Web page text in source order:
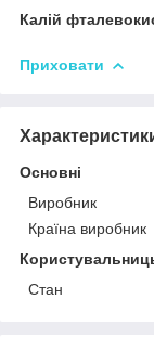
Калій
Приховати
Основні
Виробник
Країна виробник
Стан